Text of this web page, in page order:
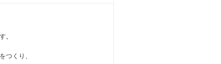
。
つくり、